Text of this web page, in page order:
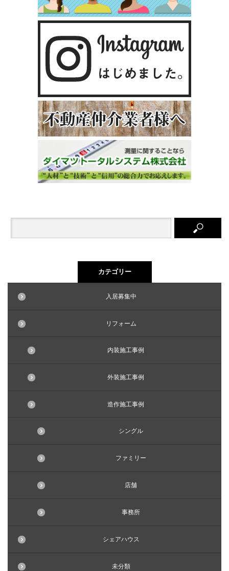
カテゴリー
入居募集中
リフォーム
内装施工事例
外装施工事例
造作施工事例
シングル
ファミリー
店舗
事務所
シェアハウス
未分類